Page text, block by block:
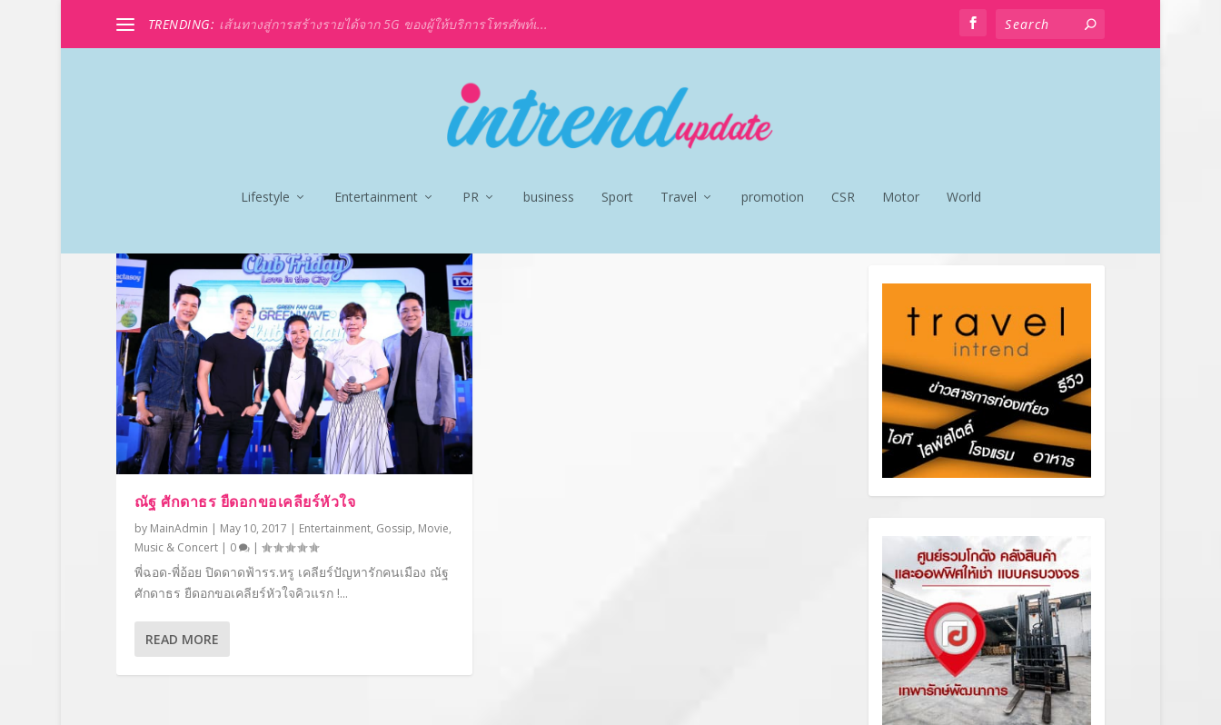
TRENDING: เส้นทางสู่การสร้างรายได้จาก 5G ของผู้ให้บริการโทรศัพท์เ...
Lifestyle Entertainment PR business Sport Travel promotion CSR Motor World
พี่ฉอด-พี่อ้อย
ณัฐ ศักดาธร ยืดอกขอเคลียร์หัวใจ
by MainAdmin | May 10, 2017 | Entertainment, Gossip, Movie,
Music & Concert| 0 |
พี่ฉอด-พี่อ้อย ปิดดาดฟ้ารร.หรู เคลียร์ปัญหารักคนเมือง ณัฐ
ศักดาธร ยืดอกขอเคลียร์หัวใจคิวแรก !...
READ MORE